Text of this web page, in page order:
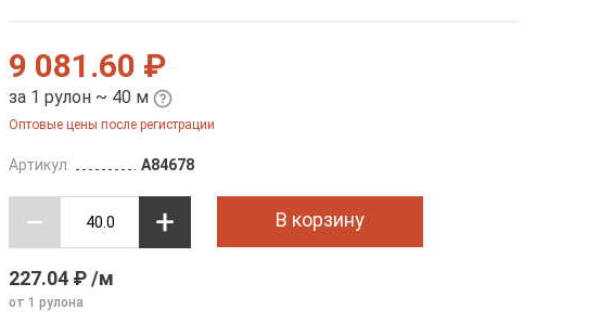
9 081.60 ₽
за 1 рулон ~ 40 м
Оптовые цены после регистрации
Артикул: A84678
В корзину
227.04 ₽ /м
от 1 рулона